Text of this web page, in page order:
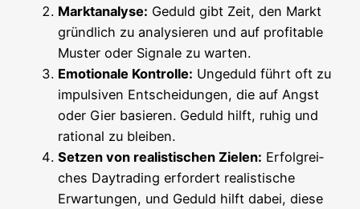
Markt­ana­ly­se: Geduld gibt Zeit, den Markt
gründ­lich zu ana­ly­sie­ren und auf pro­fi­ta­ble
Mus­ter oder Signa­le zu warten.
Emo­tio­na­le Kon­trol­le: Unge­duld führt oft zu
impul­si­ven Ent­schei­dun­gen, die auf Angst
oder Gier basie­ren. Geduld hilft, ruhig und
ratio­nal zu bleiben.
Set­zen von rea­lis­ti­schen Zie­len: Erfolg­rei­
ches Day­tra­ding erfor­dert rea­lis­ti­sche
Erwar­tun­gen, und Geduld hilft dabei, die­se